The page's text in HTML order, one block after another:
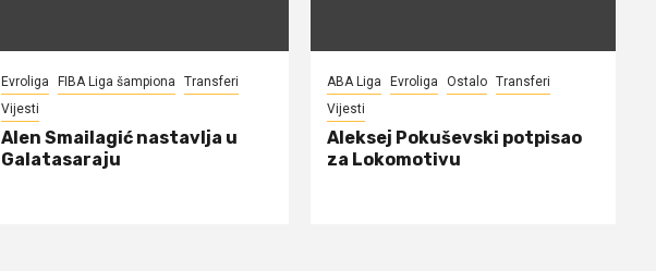
Evroliga FIBA Liga šampiona
Transferi
Vijesti
Alen Smailagić nastavlja u
Galatasaraju
ABA Liga Evroliga Ostalo Transferi
Vijesti
Aleksej Pokuševski potpisao
za Lokomotivu